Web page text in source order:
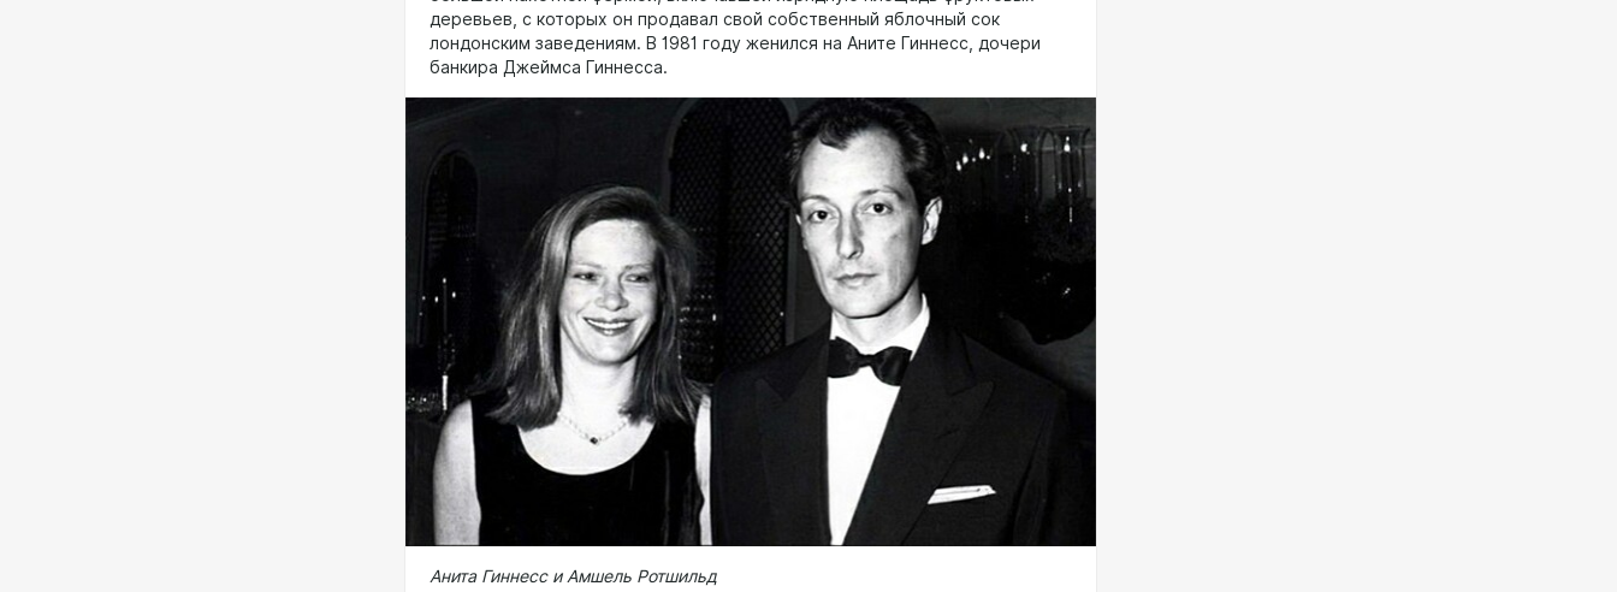
деревьев, с которых он продавал свой собственный яблочный сок
лондонским заведениям. В 1981 году женился на Аните Гиннесс, дочери
банкира Джеймса Гиннесса.
Анита Гиннесс и Амшель Ротшильд